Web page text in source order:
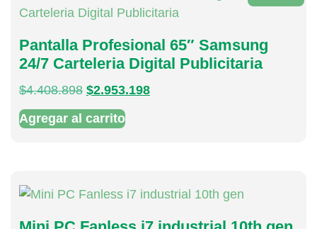
Pantalla Profesional 65″ Samsung
24/7 Carteleria Digital Publicitaria
$4.408.898 $2.953.198
Agregar al carrito